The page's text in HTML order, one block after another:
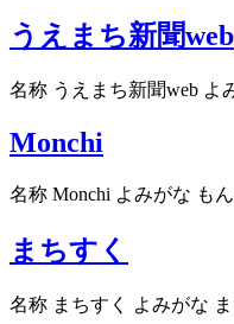
うえまち新聞web
名称 うえまち新聞web
Monchi
名称 Monchi よみがな も
まちすく
名称 まちすく よみがな